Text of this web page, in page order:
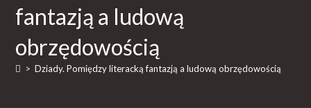
fantazją a ludową
obrzędowością
> Dziady. Pomiędzy literacką fantazją a ludową obrzędowością